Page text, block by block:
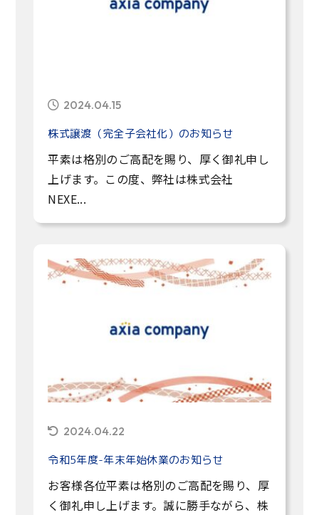
2024.04.15
株式譲渡（完全子会社化）のお知らせ
平素は格別のご高配を賜り、厚く御礼申し
上げます。この度、弊社は株式会社
NEXE...
2024.04.22
令和5年度-年末年始休業のお知らせ
お客様各位平素は格別のご高配を賜り、厚
く御礼申し上げます。誠に勝手ながら、株